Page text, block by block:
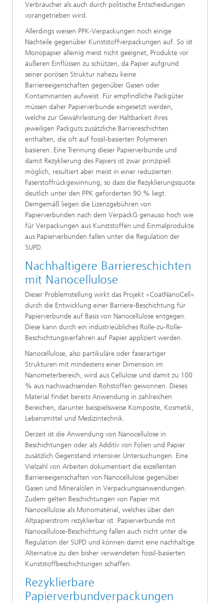
Verbraucher als auch durch politische Entscheidungen
vorangetrieben wird.
Allerdings weisen PPK-Verpackungen noch einige
Nachteile gegenüber Kunststoffverpackungen auf. So ist
Monopapier alleinig meist nicht geeignet, Produkte vor
äußeren Einflüssen zu schützen, da Papier aufgrund
seiner porösen Struktur nahezu keine
Barriereeigenschaften gegenüber Gasen oder
Kontaminanten aufweist. Für empfindliche Packgüter
müssen daher Papierverbunde eingesetzt werden,
welche zur Gewährleistung der Haltbarkeit ihres
jeweiligen Packguts zusätzliche Barriereschichten
enthalten, die oft auf fossil-basierten Polymeren
basieren. Eine Trennung dieser Papierverbunde und
damit Rezyklierung des Papiers ist zwar prinzipiell
möglich, resultiert aber meist in einer reduzierten
Faserstoffrückgewinnung, so dass die Rezyklierungsquote
deutlich unter den PPK geforderten 90 % liegt.
Demgemäß liegen die Lizenzgebühren von
Papierverbunden nach dem VerpackG genauso hoch wie
für Verpackungen aus Kunststoffen und Einmalprodukte
aus Papierverbunden fallen unter die Regulation der
SUPD.
Nachhaltigere Barriereschichten
mit Nanocellulose
Dieser Problemstellung wirkt das Projekt »CoatNanoCell«
durch die Entwicklung einer Barriere-Beschichtung für
Papierverbunde auf Basis von Nanocellulose entgegen.
Diese kann durch ein industrieübliches Rolle-zu-Rolle-
Beschichtungsverfahren auf Papier appliziert werden.
Nanocellulose, also partikuläre oder faserartiger
Strukturen mit mindestens einer Dimension im
Nanometerbereich, wird aus Cellulose und damit zu 100
% aus nachwachsenden Rohstoffen gewonnen. Dieses
Material findet bereits Anwendung in zahlreichen
Bereichen, darunter beispielsweise Komposite, Kosmetik,
Lebensmittel und Medizintechnik.
Derzeit ist die Anwendung von Nanocellulose in
Beschichtungen oder als Additiv von Folien und Papier
zusätzlich Gegenstand intensiver Untersuchungen. Eine
Vielzahl von Arbeiten dokumentiert die exzellenten
Barriereeigenschaften von Nanocellulose gegenüber
Gasen und Mineralölen in Verpackungsanwendungen.
Zudem gelten Beschichtungen von Papier mit
Nanocellulose als Monomaterial, welches über den
Altpapierstrom rezyklierbar ist. Papierverbunde mit
Nanocellulose-Beschichtung fallen auch nicht unter die
Regulation der SUPD und können damit eine nachhaltige
Alternative zu den bisher verwendeten fossil-basierten
Kunststoffbeschichtungen schaffen.
Rezyklierbare
Papierverbundverpackungen